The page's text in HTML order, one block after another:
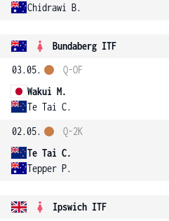
Chidrawi B.
Bundaberg ITF
03.05.
Wakui M.
Te Tai C.
Q-OF
02.05.
Te Tai C.
Tepper P.
Q-2K
Ipswich ITF